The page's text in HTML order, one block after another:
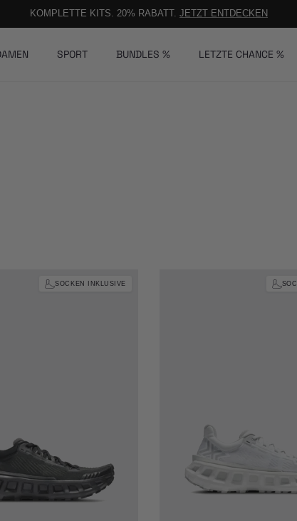
KOMPLETTE KITS. 20% RABATT. JETZT ENTDECKEN
SPORT BUNDLES % LETZTE CHANCE %
SOCKEN INKLUSIVE